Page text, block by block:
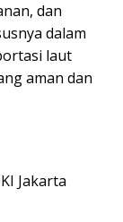
dan
dalam
laut
aman dan
Jakarta